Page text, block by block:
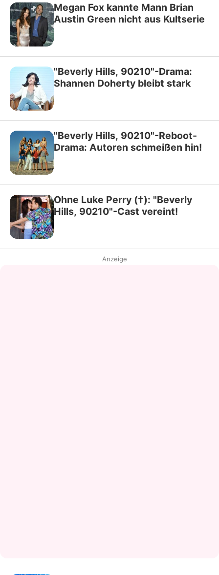
Megan Fox kannte Mann Brian
Austin Green nicht aus Kultserie
"Beverly Hills, 90210"-Drama:
Shannen Doherty bleibt stark
"Beverly Hills, 90210"-Reboot-
Drama: Autoren schmeißen hin!
Ohne Luke Perry (†): "Beverly
Hills, 90210"-Cast vereint!
Anzeige